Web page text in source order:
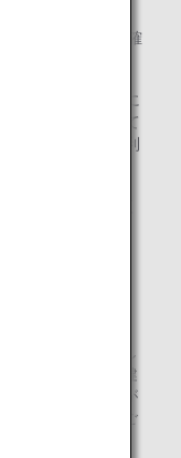
をご確
れる、公的機関に
などにつきまして
ご同伴としてご利
う十分配慮いたし
境は、ペットの健
は死傷することが
ただき、十分にご